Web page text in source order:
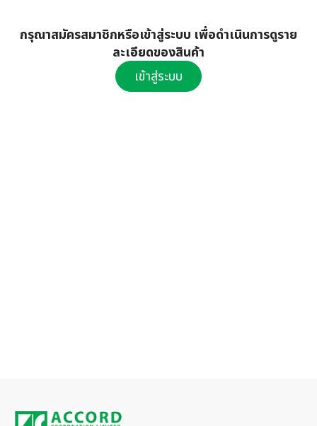
กรุณาสมัครสมาชิกหรือเข้าสู่ระบบ เพื่อดำเนินการดูราย
ละเอียดของสินค้า
เข้าสู่ระบบ